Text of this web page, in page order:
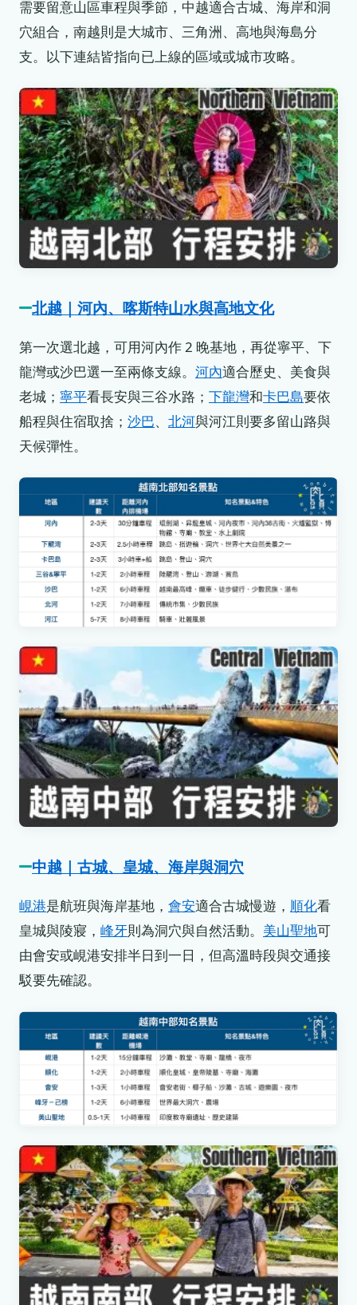
需要留意山區車程與季節，中越適合古城、海岸和洞
穴組合，南越則是大城市、三角洲、高地與海島分
支。以下連結皆指向已上線的區域或城市攻略。
北越｜河內、喀斯特山水與高地文化
第一次選北越，可用河內作 2 晚基地，再從寧平、下
龍灣或沙巴選一至兩條支線。 河內適合歷史、美食與
老城； 寧平看長安與三谷水路； 下龍灣和卡巴島要依
船程與住宿取捨； 沙巴、 北河與河江則要多留山路與
天候彈性。
中越｜古城、皇城、海岸與洞穴
峴港是航班與海岸基地， 會安適合古城慢遊， 順化看
皇城與陵寢， 峰牙則為洞穴與自然活動。 美山聖地可
由會安或峴港安排半日到一日，但高溫時段與交通接
駁要先確認。